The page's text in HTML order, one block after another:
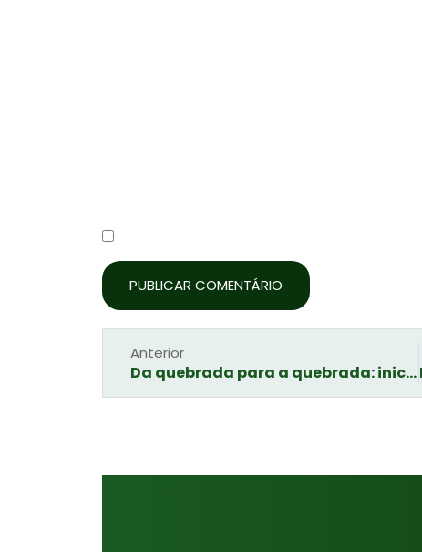
Anterior
Da quebrada para a quebrada: iniciativa fortalece comunidade com projetos que vão de aula de ‘gambiarra’ a moeda própria